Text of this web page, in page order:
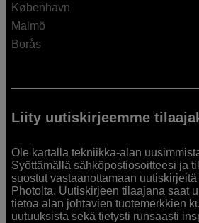
København
Malmö
Borås
Liity uutiskirjeemme
Ole kartalla tekniikka-alan
Syöttämällä sähköpostiosoitteesi ja
suostut vastaanottamaan
Photolta. Uutiskirjeen tilaajana saat
tietoa alan johtavien tuotemerkkien
uutuuksista sekä tietysti runsaasti